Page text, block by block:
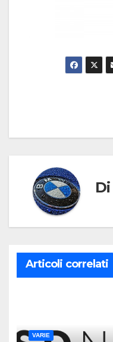
Di
Articoli correlati
VARIE